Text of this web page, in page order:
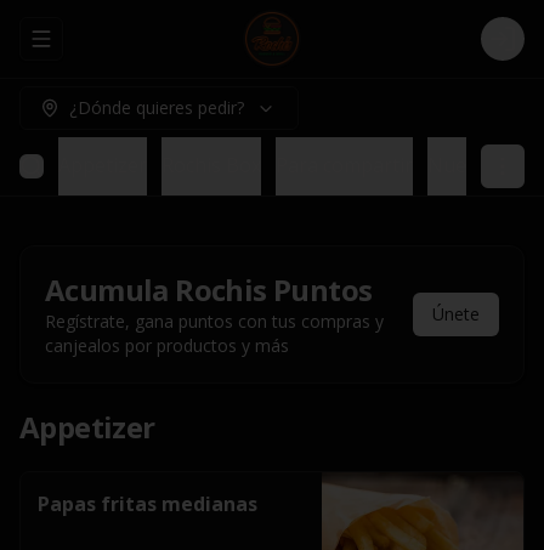
Abrir menu de navegación Login
¿Dónde quieres pedir?
Acumula Rochis Puntos
Regístrate, gana puntos con tus compras y
canjealos por productos y más
Únete
Appetizer
Papas fritas medianas